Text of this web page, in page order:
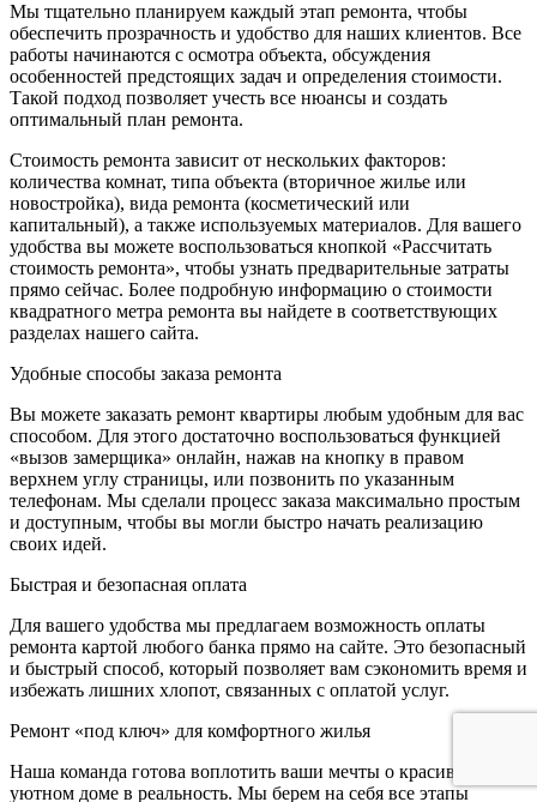
Мы тщательно планируем каждый этап ремонта, чтобы
обеспечить прозрачность и удобство для наших клиентов. Все
работы начинаются с осмотра объекта, обсуждения
особенностей предстоящих задач и определения стоимости.
Такой подход позволяет учесть все нюансы и создать
оптимальный план ремонта.
Стоимость ремонта зависит от нескольких факторов:
количества комнат, типа объекта (вторичное жилье или
новостройка), вида ремонта (косметический или
капитальный), а также используемых материалов. Для вашего
удобства вы можете воспользоваться кнопкой «Рассчитать
стоимость ремонта», чтобы узнать предварительные затраты
прямо сейчас. Более подробную информацию о стоимости
квадратного метра ремонта вы найдете в соответствующих
разделах нашего сайта.
Удобные способы заказа ремонта
Вы можете заказать ремонт квартиры любым удобным для вас
способом. Для этого достаточно воспользоваться функцией
«вызов замерщика» онлайн, нажав на кнопку в правом
верхнем углу страницы, или позвонить по указанным
телефонам. Мы сделали процесс заказа максимально простым
и доступным, чтобы вы могли быстро начать реализацию
своих идей.
Быстрая и безопасная оплата
Для вашего удобства мы предлагаем возможность оплаты
ремонта картой любого банка прямо на сайте. Это безопасный
и быстрый способ, который позволяет вам сэкономить время и
избежать лишних хлопот, связанных с оплатой услуг.
Ремонт «под ключ» для комфортного жилья
Наша команда готова воплотить ваши мечты о красивом и
уютном доме в реальность. Мы берем на себя все этапы